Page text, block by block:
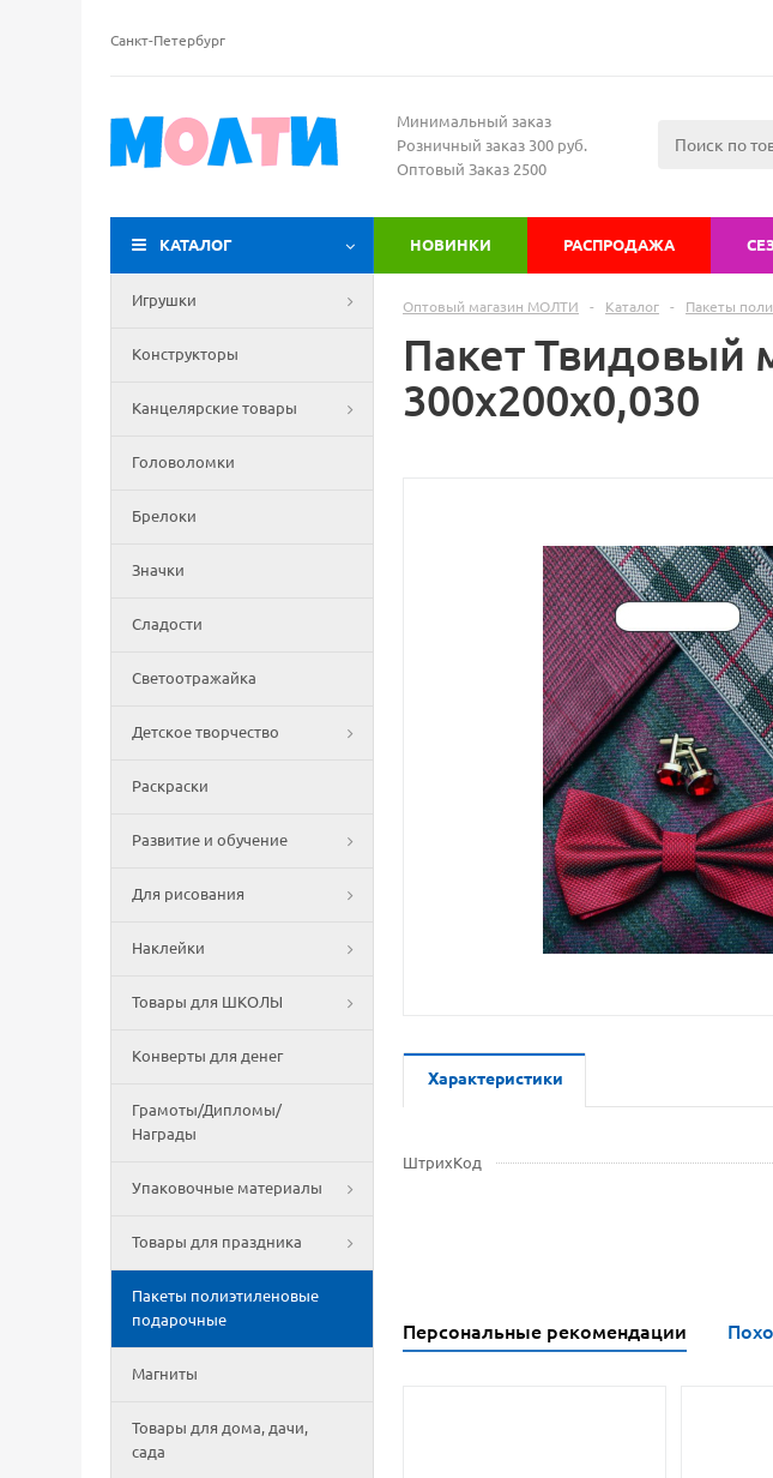
Санкт-Петербург
Минимальный заказ
Розничный заказ 300 руб.
Оптовый Заказ 2500
КАТАЛОГ НОВИНКИ РАСПРОДАЖА
Игрушки
Конструкторы
Канцелярские товары
Головоломки
Брелоки
Значки
Сладости
Светоотражайка
Детское творчество
Раскраски
Развитие и обучение
Для рисования
Наклейки
Товары для ШКОЛЫ
Конверты для денег
Грамоты/Дипломы/
Награды
Упаковочные материалы
Товары для праздника
Пакеты полиэтиленовые
подарочные
Магниты
Товары для дома, дачи,
сада
Оптовый магазин МОЛТИ - Каталог - Пакеты
Пакет Твидовый
300х200х0,030
Характеристики
ШтрихКод
Персональные рекомендации